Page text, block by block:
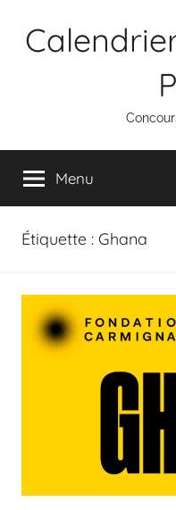
Menu
Étiquette : Ghana